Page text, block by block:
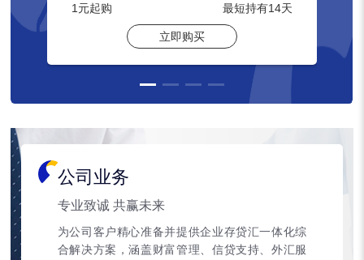
1元起购 最短持有14天
立即购买
公司业务
专业致诚 共赢未来
为公司客户精心准备并提供企业存贷汇一体化综
合解决方案，涵盖财富管理、信贷支持、外汇服